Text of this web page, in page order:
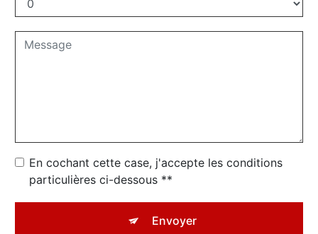
En cochant cette case, j'accepte les conditions
particulières ci-dessous **
Envoyer